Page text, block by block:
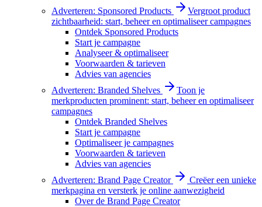
Adverteren: Sponsored Products
Vergroot product
zichtbaarheid: start, beheer en optimaliseer campagnes
Ontdek Sponsored Products
Start je campagne
Analyseer & optimaliseer
Voorwaarden & tarieven
Advies van agencies
Adverteren: Branded Shelves
Toon je
merkproducten prominent: start, beheer en optimaliseer
campagnes
Ontdek Branded Shelves
Start je campagne
Optimaliseer je campagnes
Voorwaarden & tarieven
Advies van agencies
Adverteren: Brand Page Creator
Creëer een unieke
merkpagina en versterk je online aanwezigheid
Over de Brand Page Creator